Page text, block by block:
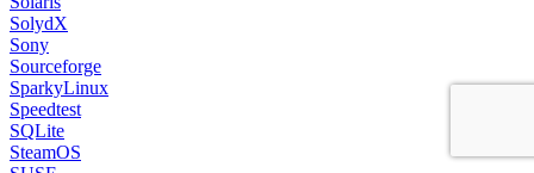
SolydX
Sony
Sourceforge
SparkyLinux
Speedtest
SQLite
SteamOS